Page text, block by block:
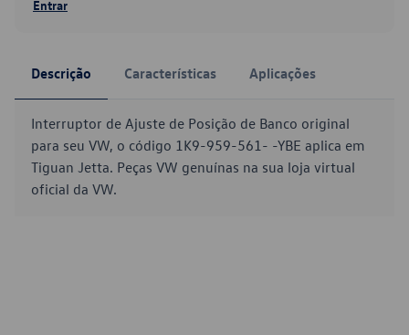
Entrar
Descrição Características Aplicações
Interruptor de Ajuste de Posição de Banco original
para seu VW, o código 1K9-959-561- -YBE aplica em
Tiguan Jetta. Peças VW genuínas na sua loja virtual
oficial da VW.